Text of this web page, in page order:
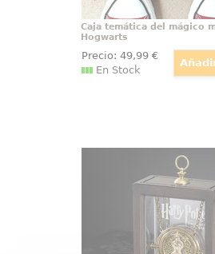
Caja temática del mágico
Hogwarts
Precio: 49,99€
En Stock
Giratiempos
¡Adquiere tu propia
del Giratiempos
Hermione! Esta
realizada con total
giratiempos que
película de Harry
Prisionero